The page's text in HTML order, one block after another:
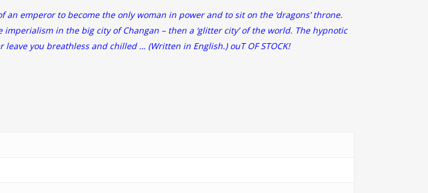
emperor to become the only woman in power and to sit on the ‘dragons’ throne.
in the big city of Changan – then a ‘glitter city’ of the world. The hypnotic
you breathless and chilled … (Written in English.) ouT OF STOCK!